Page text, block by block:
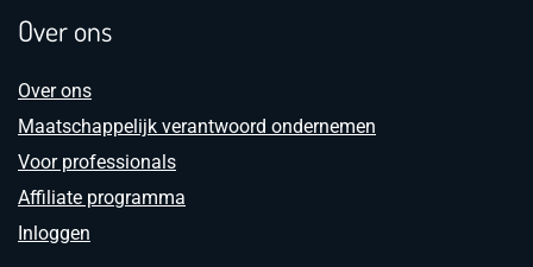
Over ons
Over ons
Maatschappelijk verantwoord ondernemen
Voor professionals
Affiliate programma
Inloggen